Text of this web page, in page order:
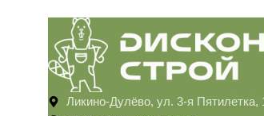
Ликино-Дулёво, ул. 3-я Пятилетка,